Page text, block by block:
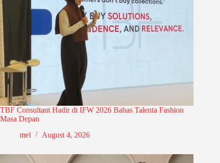
TBF Consultant Hadir di IFW 2026 Bahas Talenta Fashion
Masa Depan
mel
August 4, 2026